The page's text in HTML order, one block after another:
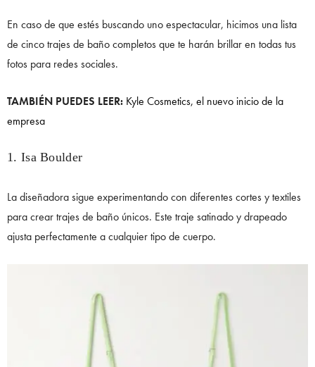
En caso de que estés buscando uno espectacular, hicimos una lista
de cinco trajes de baño completos que te harán brillar en todas tus
fotos para redes sociales.
TAMBIÉN PUEDES LEER: Kyle Cosmetics, el nuevo inicio de la
empresa
1. Isa Boulder
La diseñadora sigue experimentando con diferentes cortes y textiles
para crear trajes de baño únicos. Este traje satinado y drapeado
ajusta perfectamente a cualquier tipo de cuerpo.